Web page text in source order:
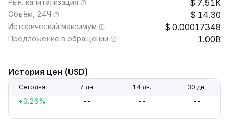
Рын. капитализация 7.51K
Объём, 24Ч 14.30
Исторический максимум 0.00017348
Предложение в обращении 1.00B
История цен (USD)
Сегодня 7 дн. 14 дн. 30 дн.
+0.26% -- -- --